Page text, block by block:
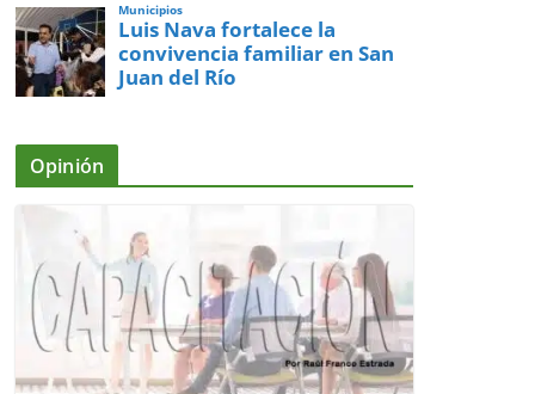
Municipios
Luis Nava fortalece la
convivencia familiar en San
Juan del Río
Opinión